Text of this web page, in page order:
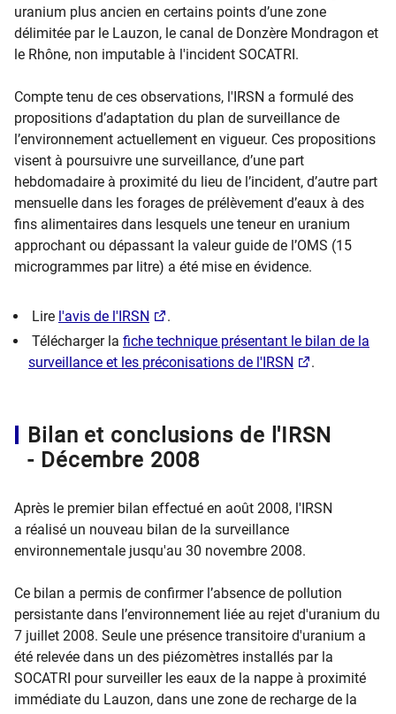
uranium plus ancien en certains points d’une zone
délimitée par le Lauzon, le canal de Donzère Mondragon et
le Rhône, non imputable à l'incident SOCATRI.
Compte tenu de ces observations, l'IRSN a formulé des
propositions d’adaptation du plan de surveillance de
l’environnement actuellement en vigueur. Ces propositions
visent à poursuivre une surveillance, d’une part
hebdomadaire à proximité du lieu de l’incident, d’autre part
mensuelle dans les forages de prélèvement d’eaux à des
fins alimentaires dans lesquels une teneur en uranium
approchant ou dépassant la valeur guide de l’OMS (15
microgrammes par litre) a été mise en évidence.
Lire l'avis de l'IRSN
.
Télécharger la fiche technique présentant le bilan de la
surveillance et les préconisations de l'IRSN
.
Bilan et conclusions de l'IRSN
- Décembre 2008
Après le premier bilan effectué en août 2008, l'IRSN
a réalisé un nouveau bilan de la surveillance
environnementale jusqu'au 30 novembre 2008.
Ce bilan a permis de confirmer l’absence de pollution
persistante dans l’environnement liée au rejet d'uranium du
7 juillet 2008. Seule une présence transitoire d'uranium a
été relevée dans un des piézomètres installés par la
SOCATRI pour surveiller les eaux de la nappe à proximité
immédiate du Lauzon, dans une zone de recharge de la